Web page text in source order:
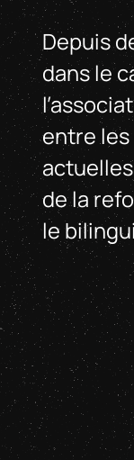
Depuis
dans le
entre
de la
le